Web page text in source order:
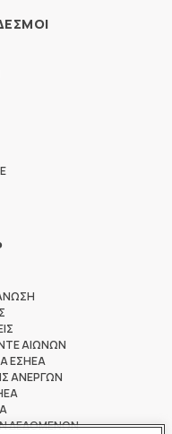
ΑΙΩΝΩΝ
ΕΣΗΕΑ
ΑΝΕΡΓΩΝ
ΔΕΔΟΜΕΝΩΝ